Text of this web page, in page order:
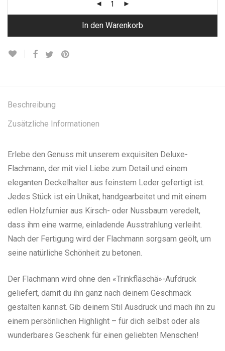
In den Warenkorb
Beschreibung
Zusätzliche Informationen
Erlebe den Genuss mit unserem exquisiten Deluxe-
Flachmann, der mit viel Liebe zum Detail und einem
eleganten Deckelhalter aus feinstem Leder gefertigt ist.
Jedes Stück ist ein Unikat, handgearbeitet und mit einem
edlen Holzfurnier aus Kirsch- oder Nussbaum veredelt,
dass ihm eine warme, einladende Ausstrahlung verleiht.
Nach der Fertigung wird der Flachmann sorgsam geölt, um
seine natürliche Schönheit zu betonen.
Der Flachmann wird ohne den «Trinkfläschä»-Aufdruck
geliefert, damit du ihn ganz nach deinem Geschmack
gestalten kannst. Gib deinem Stil Ausdruck und mach ihn zu
einem persönlichen Highlight – für dich selbst oder als
wunderbares Geschenk für einen geliebten Menschen!